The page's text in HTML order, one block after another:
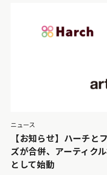
ニュース
【お知らせ】ハーチと
ズが合併、アーティク
として始動